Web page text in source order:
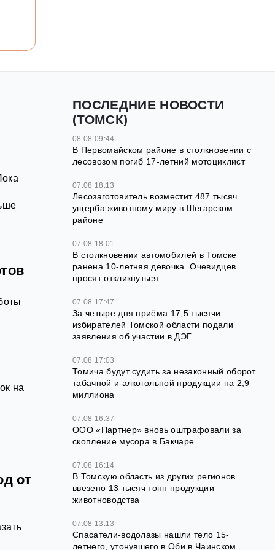
на
от
ПОСЛЕДНИЕ НОВОСТИ
(ТОМСК)
08.08 09:44
В Первомайском районе в столкновении с
лесовозом погиб 17-летний мотоциклист
07.08 18:13
Лесозаготовитель возместит 487 тысяч
ущерба животному миру в Шегарском
районе
07.08 18:01
В столкновении автомобилей в Томске
ранена 10-летняя девочка. Очевидцев
просят откликнуться
07.08 17:47
За четыре дня приёма 17,5 тысячи
избирателей Томской области подали
заявления об участии в ДЭГ
07.08 17:03
Томича будут судить за незаконный оборот
табачной и алкогольной продукции на 2,9
миллиона
07.08 16:37
ООО «Партнер» вновь оштрафовали за
скопление мусора в Бакчаре
07.08 16:14
В Томскую область из других регионов
ввезено 13 тысяч тонн продукции
животноводства
07.08 13:13
Спасатели-водолазы нашли тело 15-
летнего, утонувшего в Оби в Чаинском